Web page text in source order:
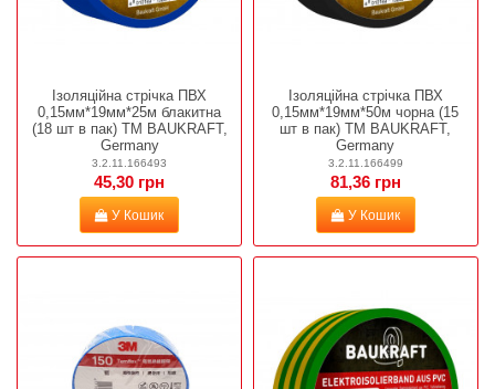
Ізоляційна стрічка ПВХ
0,15мм*19мм*25м блакитна
(18 шт в пак) TM BAUKRAFT,
Germany
3.2.11.166493
45,30 грн
У Кошик
Ізоляційна стрічка ПВХ
0,15мм*19мм*50м чорна (15
шт в пак) TM BAUKRAFT,
Germany
3.2.11.166499
81,36 грн
У Кошик